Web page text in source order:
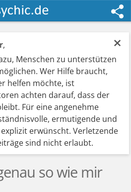
×
,
Menschen zu unterstützen
Wer Hilfe braucht,
helfen möchte, ist
achten darauf, dass der
Für eine angenehme
ermutigende und
erwünscht. Verletzende
sind nicht erlaubt.
so wie mir